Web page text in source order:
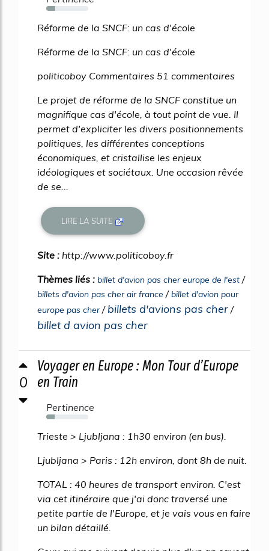
21%
Réforme de la SNCF: un cas d'école
Réforme de la SNCF: un cas d'école
politicoboy Commentaires 51 commentaires
Le projet de réforme de la SNCF constitue un
magnifique cas d'école, à tout point de vue. Il
permet d'expliciter les divers positionnements
politiques, les différentes conceptions
économiques, et cristallise les enjeux
idéologiques et sociétaux. Une occasion rêvée
de se...
LIRE LA SUITE
Site : http://www.politicoboy.fr
Thèmes liés : billet d'avion pas cher europe de l'est /
billets d'avion pas cher air france /billet d'avion pour
europe pas cher/ billets d'avions pas cher /
billet d avion pas cher
0
Voyager en Europe : Mon Tour d’Europe
en Train
Pertinence
20%
Trieste > Ljubljana : 1h30 environ (en bus).
Ljubljana > Paris : 12h environ, dont 8h de nuit.
TOTAL : 40 heures de transport environ. C'est
via cet itinéraire que j'ai donc traversé une
petite partie de l'Europe, et je vais vous en faire
un bilan détaillé.